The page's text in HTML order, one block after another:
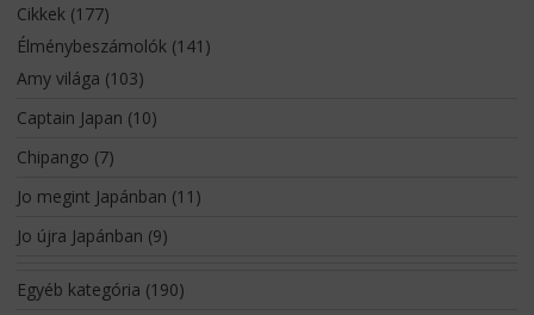
Cikkek(177)
Élménybeszámolók(141)
Amy világa (103)
Captain Japan (10)
Chipango (7)
Jo megint Japánban (11)
Jo újra Japánban (9)
Egyéb kategória (190)